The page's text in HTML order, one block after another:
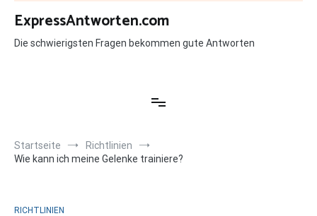
Zum
Inhalt
springen
ExpressAntworten.com
Die schwierigsten Fragen bekommen gute Antworten
Startseite
Richtlinien
Wie kann ich meine Gelenke trainiere?
RICHTLINIEN